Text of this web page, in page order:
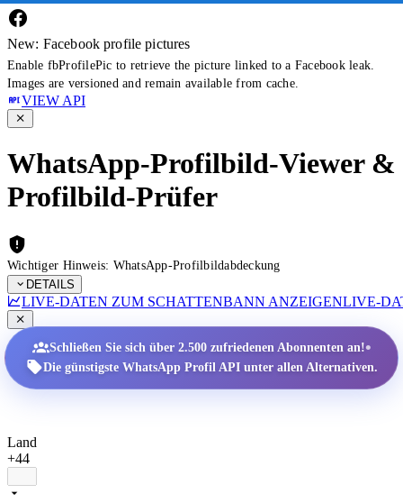
New: Facebook profile pictures
Enable fbProfilePic to retrieve the picture linked to a Facebook leak.
Images are versioned and remain available from cache.
VIEW API
WhatsApp-Profilbild-Viewer &
Profilbild-Prüfer
Wichtiger Hinweis: WhatsApp-Profilbildabdeckung
DETAILS
LIVE-DATEN ZUM SCHATTENBANN ANZEIGENLIVE-
Schließen Sie sich über 2.500 zufriedenen Abonnenten an!•
Die günstigste WhatsApp Profil API unter allen Alternativen.
Land
+44